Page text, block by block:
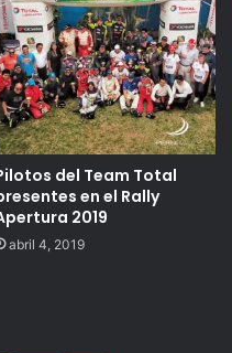
del Team Total
en el Rally
2019
abril 4, 2019